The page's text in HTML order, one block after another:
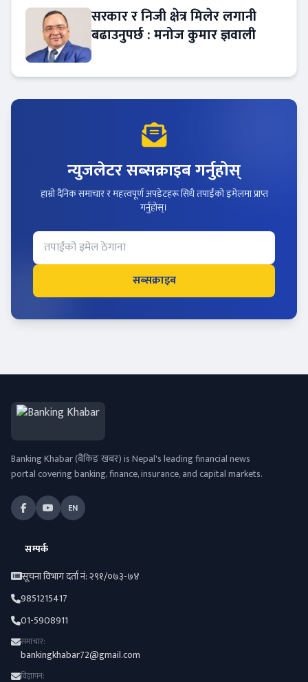
सरकार र निजी क्षेत्र मिलेर लगानी
बढाउनुपर्छ : मनोज कुमार ज्ञवाली
न्युजलेटर सब्सक्राइब गर्नुहोस्
हाम्रो दैनिक समाचार र महत्त्वपूर्ण अपडेटहरू सिधै तपाईंको इमेलमा प्राप्त
गर्नुहोस्।
सब्सक्राइब
Banking Khabar (बैंकिङ खबर) is Nepal's leading financial news
portal covering banking, finance, insurance, and capital markets.
EN
सम्पर्क
सूचना विभाग दर्ता नं: २९१/०७३-७४
9851215417
01-5908911
समाचार:
bankingkhabar72@gmail.com
विज्ञापन: